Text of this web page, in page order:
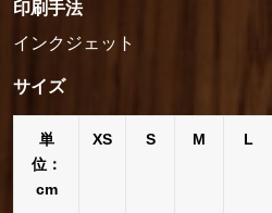
印刷手法
インクジェット
サイズ
単
位：
cm
XS S M L